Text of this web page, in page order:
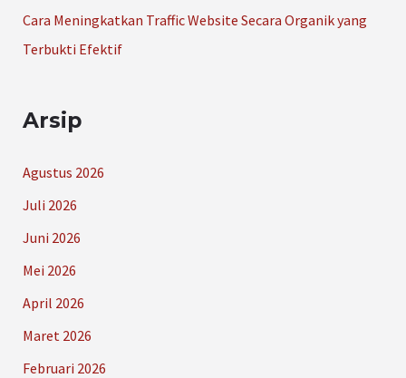
Cara Meningkatkan Traffic Website Secara Organik yang
Terbukti Efektif
Arsip
Agustus 2026
Juli 2026
Juni 2026
Mei 2026
April 2026
Maret 2026
Februari 2026